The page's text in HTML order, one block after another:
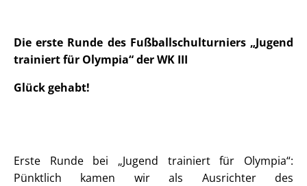
Die erste Runde des Fußballschulturniers „Jugend
trainiert für Olympia“ der WK III
Glück gehabt!
Erste Runde bei „Jugend trainiert für Olympia“:
Pünktlich kamen wir als Ausrichter des